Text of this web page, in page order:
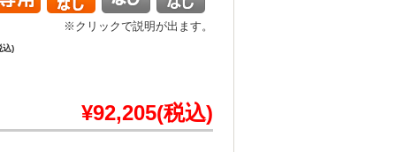
※クリックで説明が出ます。
込)
¥92,205(税込)